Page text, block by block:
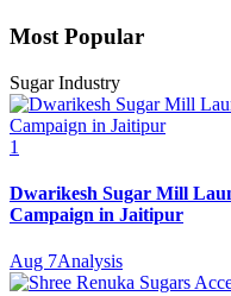
Most Popular
Sugar Industry
1
Dwarikesh Sugar Mill
Campaign in Jaitipur
Aug 7Analysis